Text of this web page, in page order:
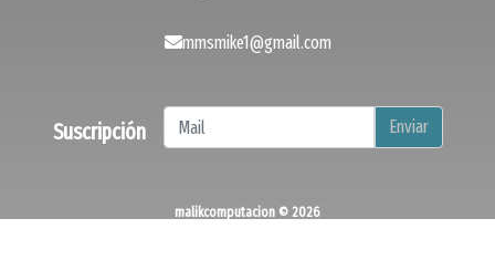
mmsmike1@gmail.com
Suscripción Enviar
malikcomputacion © 2026